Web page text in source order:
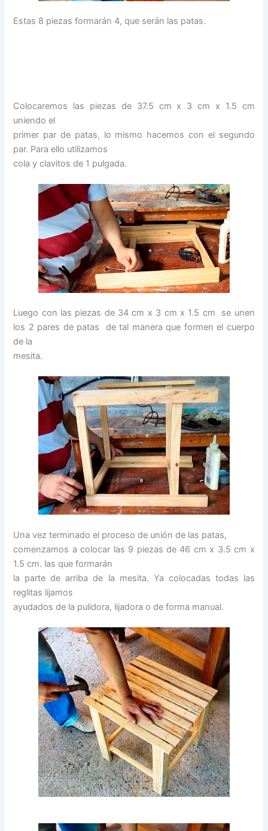
Estas 8 piezas formarán 4, que serán las patas.
Colocaremos las piezas de 37.5 cm x 3 cm x 1.5 cm
uniendo el
primer par de patas, lo mismo hacemos con el segundo
par. Para ello utilizamos
cola y clavitos de 1 pulgada.
Luego con las piezas de 34 cm x 3 cm x 1.5 cm se unen
los 2 pares de patas de tal manera que formen el cuerpo
de la
mesita.
Una vez terminado el proceso de unión de las patas,
comenzamos a colocar las 9 piezas de 46 cm x 3.5 cm x
1.5 cm. las que formarán
la parte de arriba de la mesita. Ya colocadas todas las
reglitas lijamos
ayudados de la pulidora, lijadora o de forma manual.